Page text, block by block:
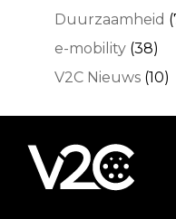
Duurzaamheid
e-mobility (38)
V2C Nieuws (10)